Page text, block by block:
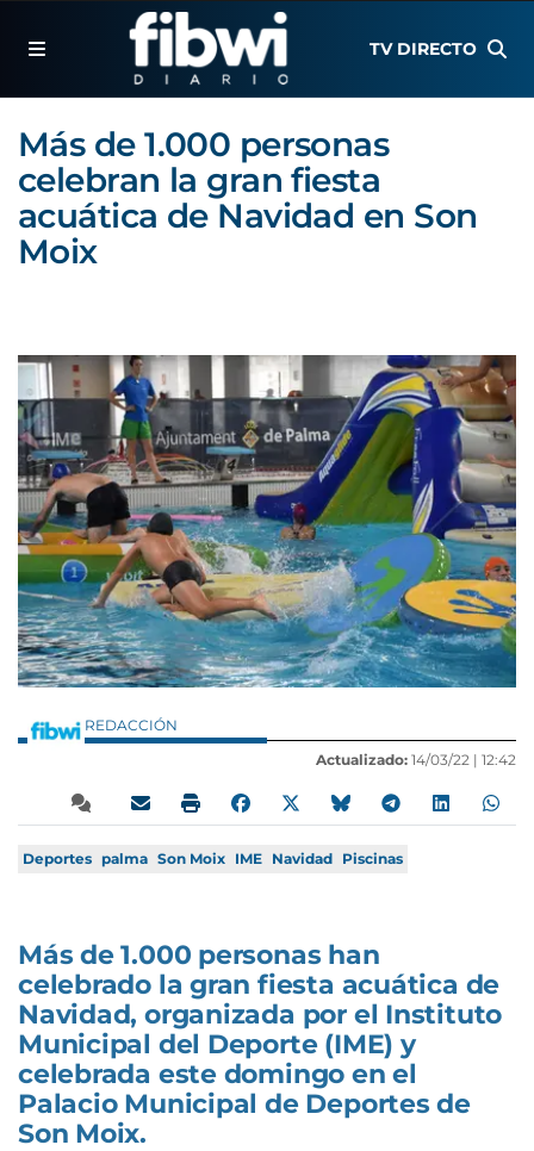
TV DIRECTO
Más de 1.000 personas
celebran la gran fiesta
acuática de Navidad en Son
Moix
REDACCIÓN
Actualizado: 14/03/22 | 12:42
Deportes palma Son Moix IME Navidad Piscinas
Más de 1.000 personas han
celebrado la gran fiesta acuática de
Navidad, organizada por el Instituto
Municipal del Deporte (IME) y
celebrada este domingo en el
Palacio Municipal de Deportes de
Son Moix.